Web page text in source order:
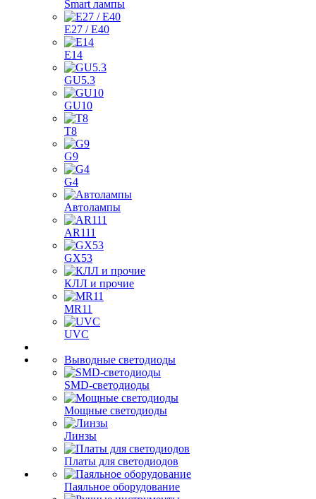
Smart лампы
E27 / E40
E14
GU5.3
GU10
T8
G9
G4
Автолампы
AR111
GX53
КЛЛ и прочие
MR11
UVC
Выводные светодиоды
SMD-светодиоды
Мощные светодиоды
Линзы
Платы для светодиодов
Паяльное оборудование